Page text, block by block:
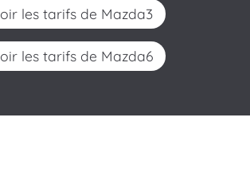
Voir les tarifs de Mazda3
Voir les tarifs de Mazda6